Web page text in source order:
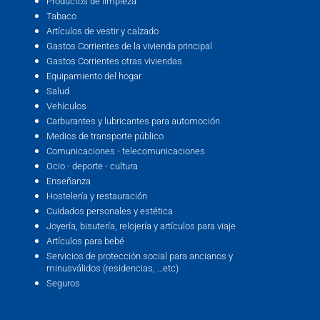
Tabaco
Artículos de vestir y calzado
Gastos Corrientes de la vivienda principal
Gastos Corrientes otras viviendas
Equipamiento del hogar
Salud
Vehículos
Carburantes y lubricantes para automoción
Medios de transporte público
Comunicaciones - telecomunicaciones
Ocio - deporte - cultura
Enseñanza
Hostelería y restauración
Cuidados personales y estética
Joyería, bisutería, relojería y artículos para viaje
Artículos para bebé
Servicios de protección social para ancianos y
minusválidos (residencias, …etc)
Seguros